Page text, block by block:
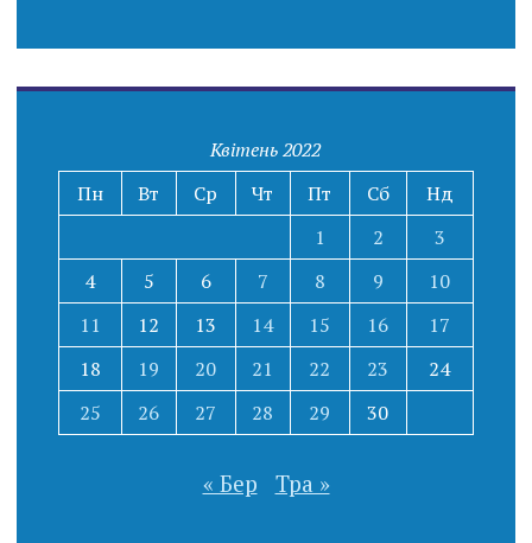
Квітень 2022
Пн
Вт Ср Чт Пт Сб
Нд
1
2
3
4
5 6 7 8 9
10
11
12 13 14 15 16
17
18
19 20 21 22 23
24
25
26 27 28 29 30
« Бер Тра »